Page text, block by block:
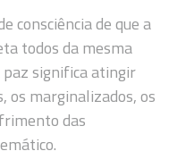
consciência de que a
todos da mesma
significa atingir
os marginalizados, os
das